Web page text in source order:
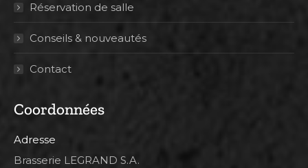
Réservation de salle
Conseils & nouveautés
Contact
Coordonnées
Adresse
Brasserie LEGRAND S.A.